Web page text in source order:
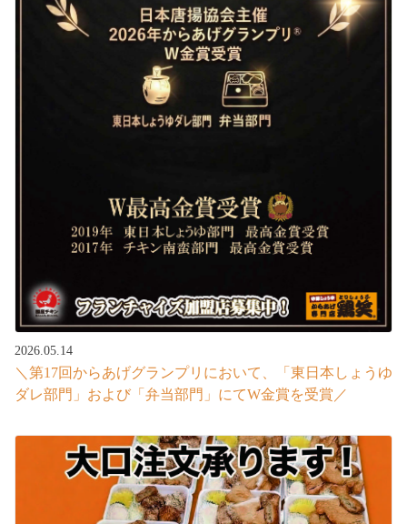
2026.05.14
＼第17回からあげグランプリにおいて、「東日本しょうゆ
ダレ部門」および「弁当部門」にてW金賞を受賞／